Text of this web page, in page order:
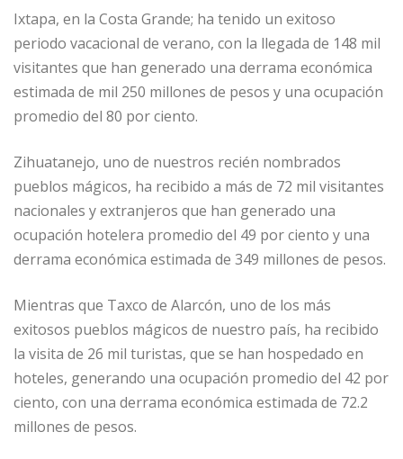
Ixtapa, en la Costa Grande; ha tenido un exitoso
periodo vacacional de verano, con la llegada de 148 mil
visitantes que han generado una derrama económica
estimada de mil 250 millones de pesos y una ocupación
promedio del 80 por ciento.
Zihuatanejo, uno de nuestros recién nombrados
pueblos mágicos, ha recibido a más de 72 mil visitantes
nacionales y extranjeros que han generado una
ocupación hotelera promedio del 49 por ciento y una
derrama económica estimada de 349 millones de pesos.
Mientras que Taxco de Alarcón, uno de los más
exitosos pueblos mágicos de nuestro país, ha recibido
la visita de 26 mil turistas, que se han hospedado en
hoteles, generando una ocupación promedio del 42 por
ciento, con una derrama económica estimada de 72.2
millones de pesos.